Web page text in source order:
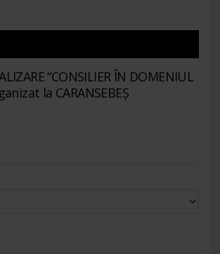
“CONSILIER ÎN DOMENIUL
la CARANSEBEȘ